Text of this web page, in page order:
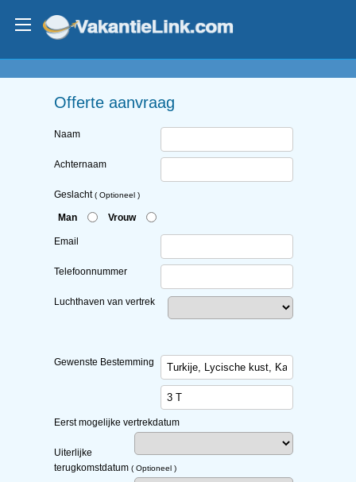
Offerte aanvraag
Naam
Achternaam
Geslacht( Optioneel )
Man Vrouw
Email
Telefoonnummer
Luchthaven van vertrek
Gewenste Bestemming
Eerst mogelijke vertrekdatum
Uiterlijke
terugkomstdatum ( Optioneel )